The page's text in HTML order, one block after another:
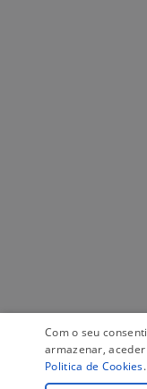
Com o seu
armazenar,
Politica de Cookies.